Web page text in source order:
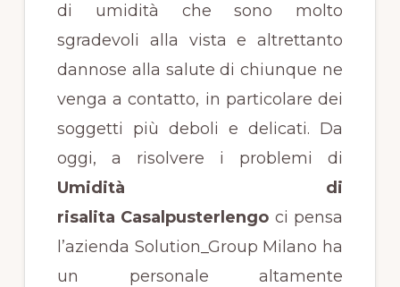
di umidità che sono molto
sgradevoli alla vista e altrettanto
dannose alla salute di chiunque ne
venga a contatto, in particolare dei
soggetti più deboli e delicati. Da
oggi, a risolvere i problemi di
Umidità di
risalita Casalpusterlengo ci pensa
l’azienda Solution_Group Milano ha
un personale altamente